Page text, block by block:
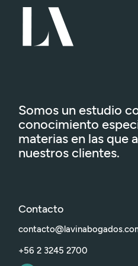
Somos un estudio
conocimiento
materias en las que
nuestros clientes.
Contacto
+56 2 3245 2700